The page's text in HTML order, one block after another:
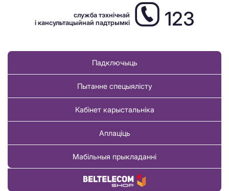
служба тэхнічнай
і кансультацыйнай падтрымкі
123
Падключыць
Пытанне спецыялісту
Кабінет карыстальніка
Аплаціць
Мабільныя прыкладанні
Купіць тавар